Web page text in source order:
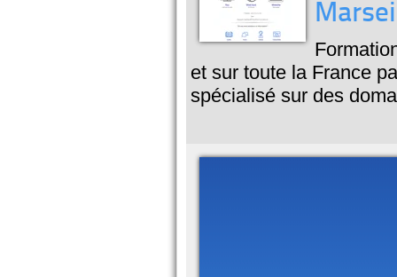
et sur toute la France
spécialisé sur des